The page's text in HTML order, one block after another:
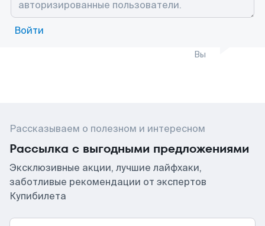
Войти
Вы
Рассказываем о полезном и интересном
Рассылка с выгодными предложениями
Эксклюзивные акции, лучшие лайфхаки,
заботливые рекомендации от экспертов
Купибилета